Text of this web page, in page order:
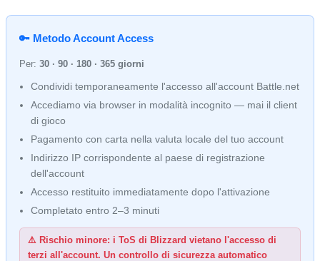
🔑 Metodo Account Access
Per: 30 · 90 · 180 · 365 giorni
Condividi temporaneamente l'accesso all'account Battle.net
Accediamo via browser in modalità incognito — mai il client
di gioco
Pagamento con carta nella valuta locale del tuo account
Indirizzo IP corrispondente al paese di registrazione
dell'account
Accesso restituito immediatamente dopo l'attivazione
Completato entro 2–3 minuti
⚠️ Rischio minore: i ToS di Blizzard vietano l'accesso di
terzi all'account. Un controllo di sicurezza automatico